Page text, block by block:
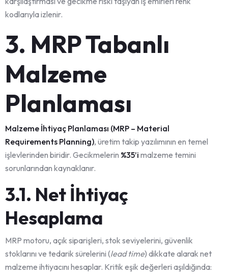
kodlarıyla izlenir.
3. MRP Tabanlı
Malzeme
Planlaması
Malzeme İhtiyaç Planlaması (MRP – Material
Requirements Planning), üretim takip yazılımının en temel
işlevlerinden biridir. Gecikmelerin %35’i malzeme temini
sorunlarından kaynaklanır.
3.1. Net İhtiyaç
Hesaplama
MRP motoru, açık siparişleri, stok seviyelerini, güvenlik
stoklarını ve tedarik sürelerini (lead time) dikkate alarak net
malzeme ihtiyacını hesaplar. Kritik eşik değerleri aşıldığında: